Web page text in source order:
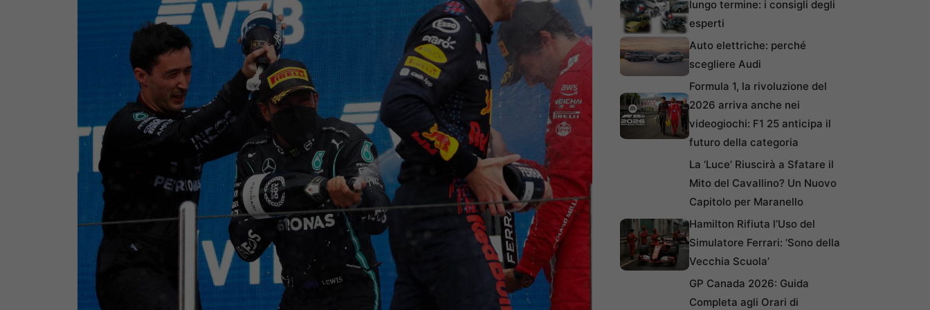
lungo termine: i consigli degli
esperti
Auto elettriche: perché
scegliere Audi
Formula 1, la rivoluzione del
2026 arriva anche nei
videogiochi: F1 25 anticipa il
futuro della categoria
La ‘Luce’ Riuscirà a Sfatare il
Mito del Cavallino? Un Nuovo
Capitolo per Maranello
Hamilton Rifiuta l’Uso del
Simulatore Ferrari: ‘Sono della
Vecchia Scuola’
GP Canada 2026: Guida
Completa agli Orari di